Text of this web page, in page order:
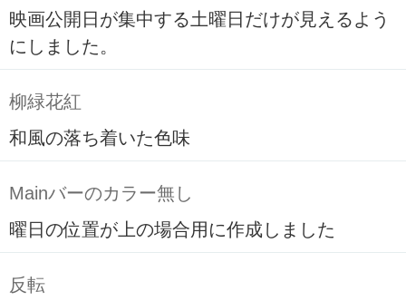
映画公開日が集中する土曜日だけが見えるよう
にしました。
柳緑花紅
和風の落ち着いた色味
Mainバーのカラー無し
曜日の位置が上の場合用に作成しました
反転